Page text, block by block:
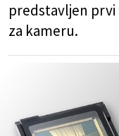
predstavljen prvi
za kameru.